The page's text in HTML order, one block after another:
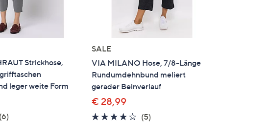
Strickhose,
leger weite Form
4.0
(6)
SALE
VIA MILANO Hose, 7/8-Länge
Rundumdehnbund meliert
gerader Beinverlauf
€ 28,99
4.0
(5)